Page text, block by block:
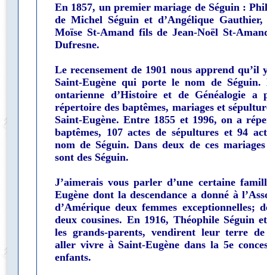
En 1857, un premier mariage de Séguin :
de Michel Séguin et d’Angélique
Moïse St-Amand fils de Jean-Noël St-
Dufresne.
Le recensement de 1901 nous apprend qu’il
Saint-Eugène qui porte le nom de Séguin.
ontarienne d’Histoire et de Généalogie a
répertoire des baptêmes, mariages et
Saint-Eugène. Entre 1855 et 1996, on a
baptêmes, 107 actes de sépultures et 94
nom de Séguin. Dans deux de ces
sont des Séguin.
J’aimerais vous parler d’une certaine
Eugène dont la descendance a donné à
d’Amérique deux femmes exceptionnelles;
deux cousines. En 1916, Théophile Séguin
les grands-parents, vendirent leur terre
aller vivre à Saint-Eugène dans la 5e
enfants.